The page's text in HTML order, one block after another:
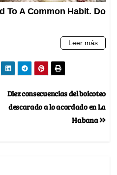
Diez consecuencias del boicoteo
descarado a lo acordado en La
Habana